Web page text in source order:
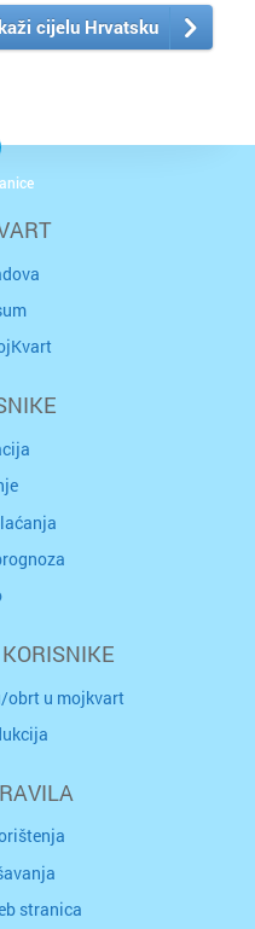
cijelu Hrvatsku
obrt u mojkvart
stranica